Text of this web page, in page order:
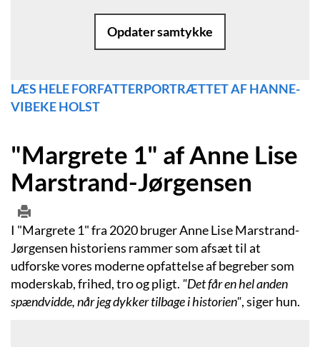
Opdater samtykke
LÆS HELE FORFATTERPORTRÆTTET AF HANNE-
VIBEKE HOLST
"Margrete 1" af Anne Lise
Marstrand-Jørgensen
I "Margrete 1" fra 2020 bruger Anne Lise Marstrand-
Jørgensen historiens rammer som afsæt til at
udforske vores moderne opfattelse af begreber som
moderskab, frihed, tro og pligt. "Det får en hel anden
spændvidde, når jeg dykker tilbage i historien", siger hun.